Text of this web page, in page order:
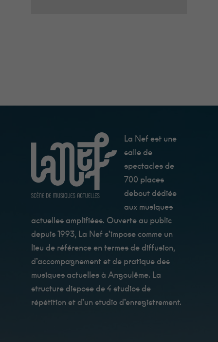
La Nef est une
salle de
spectacles de
700 places
debout dédiée
aux musiques
actuelles amplifiées. Ouverte au public
depuis 1993, La Nef s’impose comme un
lieu de référence en termes de diffusion,
d’accompagnement et de pratique des
musiques actuelles à Angoulême. La
structure dispose de 4 studios de
répétition et d’un studio d’enregistrement.